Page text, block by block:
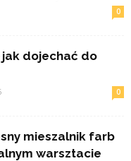
0
dojechać do
0
mieszalnik farb
warsztacie